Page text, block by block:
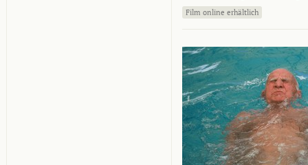
Film online erhältlich